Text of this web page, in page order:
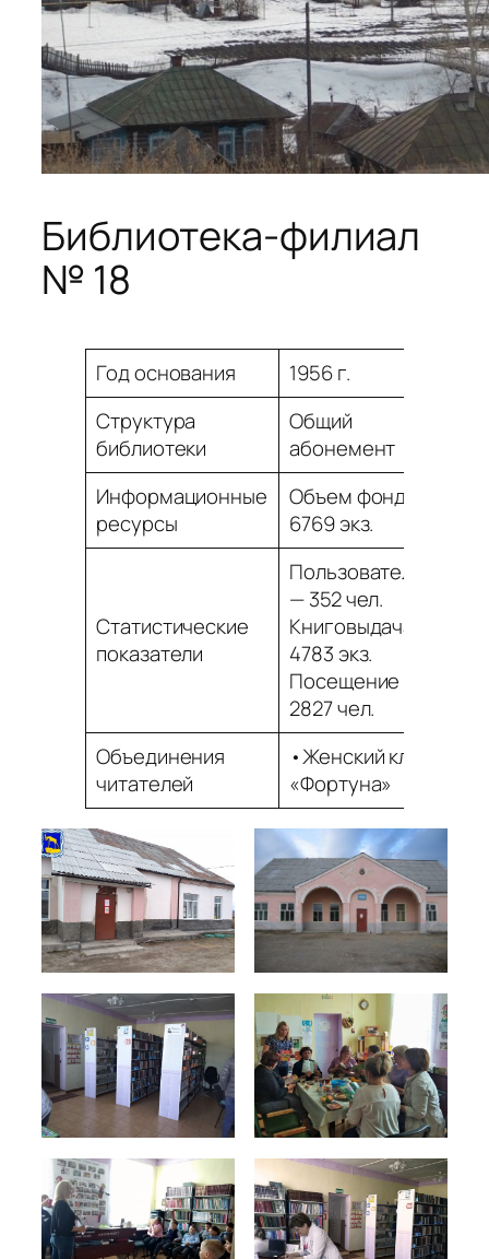
Библиотека-филиал
№ 18
Год основания
1956 г.
Структура
библиотеки
Общий
абонемент
Информационные
ресурсы
Объем фонда
6769 экз.
Статистические
показатели
Пользователей
— 352 чел.
Книговыдача —
4783 экз.
Посещение –
2827 чел.
Объединения
читателей
•Женский клуб
«Фортуна»